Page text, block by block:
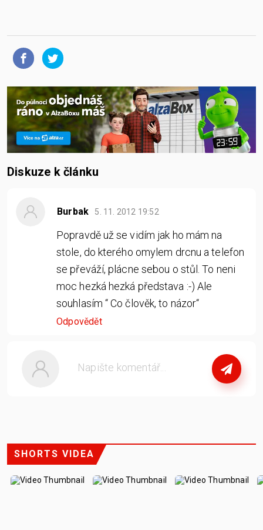
Diskuze k článku
Burbak 5. 11. 2012 19:52
Popravdě už se vidím jak ho mám na
stole, do kterého omylem drcnu a telefon
se převáží, plácne sebou o stůl. To neni
moc hezká hezká představa :-) Ale
souhlasím “ Co člověk, to názor“
Odpovědět
SHORTS VIDEA